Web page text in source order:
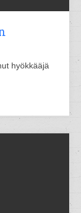
hyökkääjä